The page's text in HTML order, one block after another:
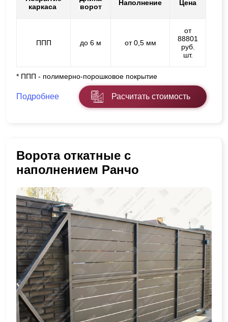
каркаса
ворот
Наполнение Цена
ППП до 6 м от 0,5 мм
от
88801
руб.
шт.
* ППП - полимерно-порошковое покрытие
Подробнее Расчитать стоимость
Ворота откатные с
наполнением Ранчо